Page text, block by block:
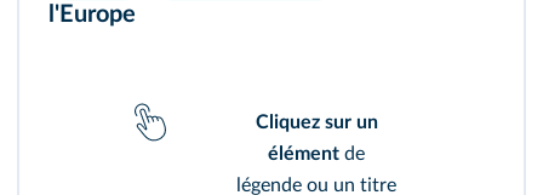
l'Europe
Cliquez sur un
élément de
légende ou un titre